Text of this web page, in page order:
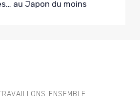
au Japon du moins
ENSEMBLE